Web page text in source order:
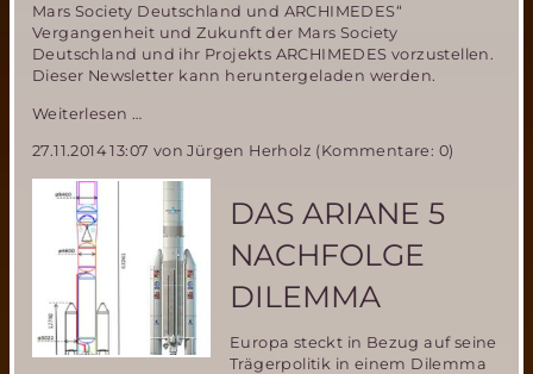
Mars Society Deutschland und ARCHIMEDES“
Vergangenheit und Zukunft der Mars Society
Deutschland und ihr Projekts ARCHIMEDES vorzustellen.
Dieser Newsletter kann heruntergeladen werden.
Weiterlesen …
Aussichten-
16
Mars
Society
Deutschland
mit
ihrem
Projekt
ARCHIMEDES
27.11.2014 13:07 von Jürgen Herholz (Kommentare: 0)
DAS ARIANE 5
NACHFOLGE
DILEMMA
Europa steckt in Bezug auf seine
Trägerpolitik in einem Dilemma